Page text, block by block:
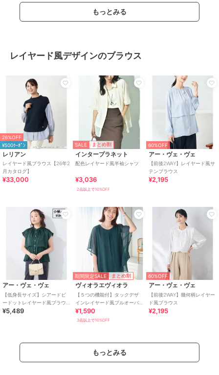
もっとみる
レイヤード風デザインのブラウス
26%OFF
¥500ｸｰﾎﾟﾝ
レリアン
レイヤード風ブラウス【26年2
月カタログ】
¥33,000
SALE まとめ割
インタープラネット
配色レイヤード風半袖シャツ
¥3,036
2点以上で10%OFF
60%OFF
アー・ヴェ・ヴェ
【前後2WAY】レイヤード風サ
テンブラウス
¥2,195
アー・ヴェ・ヴェ
【低身長サイズ】シアードビ
ードットレイヤード風ブラウ
ス
¥5,489
期間限定SALE まとめ割
ヴィオラエヴィオラ
【５つの機能付】タックデザ
インレイヤード風プルオーバ
ー
¥1,590
3点以上で10%OFF
60%OFF
アー・ヴェ・ヴェ
【前後2WAY】幾何柄レイヤー
ド風ブラウス
¥2,195
もっとみる